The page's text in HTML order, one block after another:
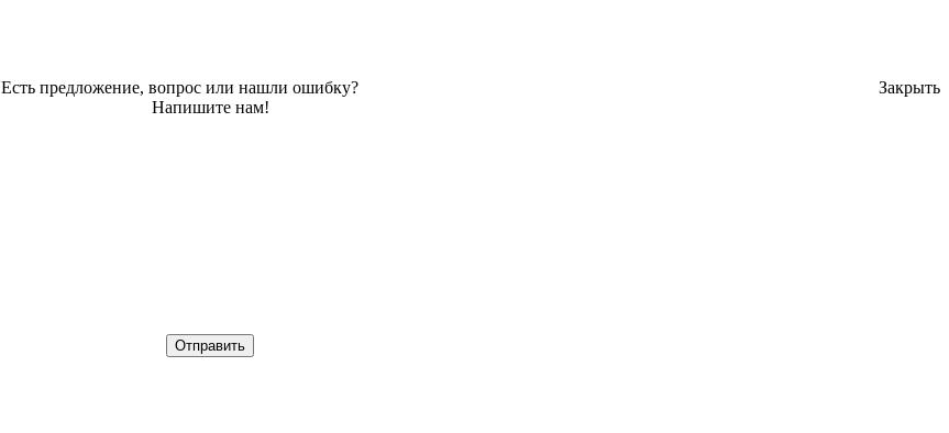
Закрыть
Есть предложение, вопрос или нашли ошибку?
Напишите нам!